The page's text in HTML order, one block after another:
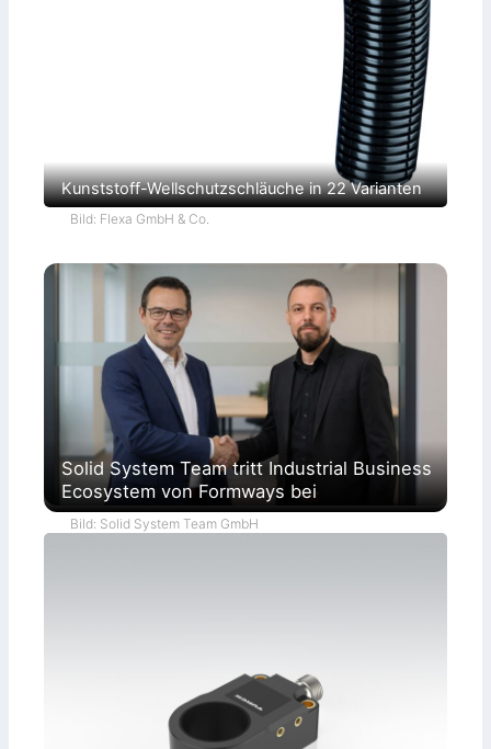
Kunststoff-Wellschutzschläuche in 22 Varianten
Bild: Flexa GmbH & Co.
Solid System Team tritt Industrial Business
Ecosystem von Formways bei
Bild: Solid System Team GmbH